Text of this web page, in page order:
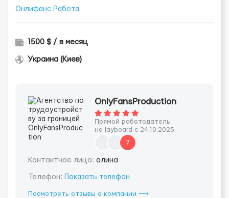
Онлифанс Работа
1500 $ / в месяц
Украина (Киев)
OnlyFansProduction
Прямой работодатель
на layboard с 24.10.2025
7
Контактное лицо: алина
Телефон: Показать телефон
Посмотреть отзывы о компании ⟶